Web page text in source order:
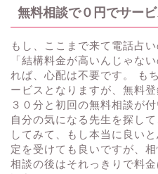
無料相談で０円でサー
もし、ここまで来て電話占
「結構料金が高いんじゃな
れば、心配は不要です。 も
ービスとなりますが、無料
３０分と初回の無料相談が
自分の気になる先生を探し
してみて、もし本当に良い
定を受けても良いですが、
相談の後はそれっきりで料